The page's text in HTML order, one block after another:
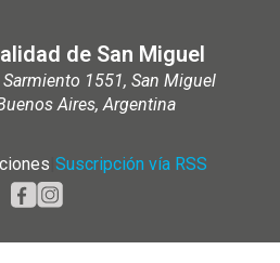
de San Miguel
1551, San Miguel
Aires, Argentina
Suscripción vía RSS